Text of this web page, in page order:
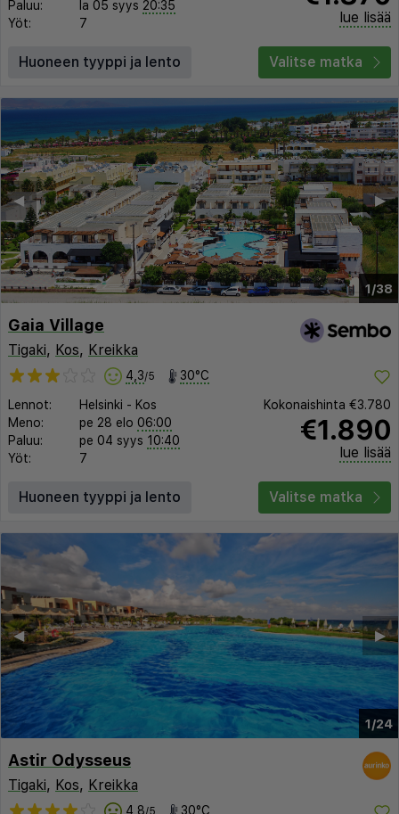
Paluu:
la 05 syys 20:35
Yöt:
7 lue lisää
Huoneen tyyppi ja lento Valitse matka
1/38
▶︎
◀︎
Gaia Village
Tigaki, Kos, Kreikka
4,3/5 30°C
Lennot: Helsinki - Kos
Meno:
pe 28 elo 06:00
Paluu:
pe 04 syys 10:40
Yöt:
7
Kokonaishinta €3.780
€1.890
lue lisää
Huoneen tyyppi ja lento Valitse matka
1/24
▶︎
◀︎
Astir Odysseus
Tigaki, Kos, Kreikka
4,8/5 30°C